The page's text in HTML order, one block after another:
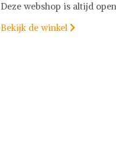
Deze webshop is altijd
Bekijk de winkel 